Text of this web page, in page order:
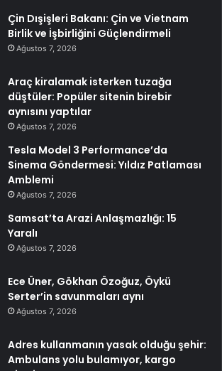
Çin Dışişleri Bakanı: Çin ve Vietnam
Birlik ve İşbirliğini Güçlendirmeli
Ağustos 7, 2026
Araç kiralamak isterken tuzağa
düştüler: Popüler sitenin birebir
aynısını yaptılar
Ağustos 7, 2026
Tesla Model 3 Performance’da
Sinema Göndermesi: Yıldız Patlaması
Amblemi
Ağustos 7, 2026
Samsat’ta Arazi Anlaşmazlığı: 15
Yaralı
Ağustos 7, 2026
Ece Üner, Gökhan Özoğuz, Öykü
Serter’in savunmaları aynı
Ağustos 7, 2026
Adres kullanmanın yasak olduğu şehir:
Ambulans yolu bulamıyor, kargo